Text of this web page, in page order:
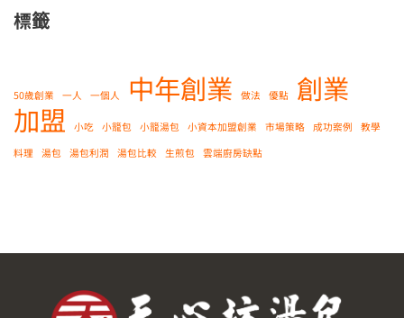
標籤
50歲創業 一人 一個人 中年創業 做法 優點
創業
加盟
小吃 小籠包 小籠湯包 小資本加盟創業 市場策略 成功案例
教學
料理
湯包 湯包利潤 湯包比較 生煎包 雲端廚房缺點